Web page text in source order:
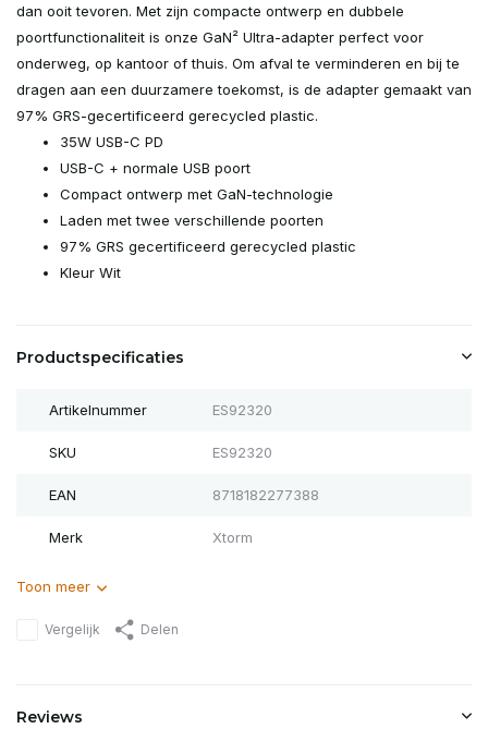
dan ooit tevoren. Met zijn compacte ontwerp en dubbele
poortfunctionaliteit is onze GaN² Ultra-adapter perfect voor
onderweg, op kantoor of thuis. Om afval te verminderen en bij te
dragen aan een duurzamere toekomst, is de adapter gemaakt van
97% GRS-gecertificeerd gerecycled plastic.
35W USB-C PD
USB-C + normale USB poort
Compact ontwerp met GaN-technologie
Laden met twee verschillende poorten
97% GRS gecertificeerd gerecycled plastic
Kleur Wit
Productspecificaties
Artikelnummer ES92320
SKU ES92320
EAN 8718182277388
Merk Xtorm
Toon meer
Vergelijk Delen
Reviews